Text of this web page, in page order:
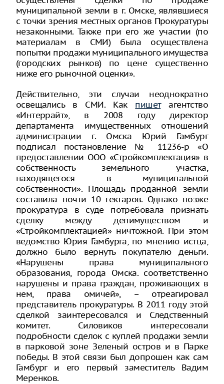
муниципальной земли в г. Омске, являвшиеся
с точки зрения местных органов Прокуратуры
незаконными. Также при его же участии (по
материалам в СМИ) была осуществлена
попытки продажи муниципального имущества
(городских рынков) по цене существенно
ниже его рыночной оценки».
Действительно, эти случаи неоднократно
освещались в СМИ. Как пишетагентство
«Интеррайт», в 2008 году директор
департамента имущественных отношений
администрации г. Омска Юрий Гамбург
подписал постановление № 11236-р «О
предоставлении ООО «Стройкомплектация» в
собственность земельного участка,
находящегося в муниципальной
собственности». Площадь проданной земли
составила почти 10 гектаров. Однако позже
прокуратура в суде потребовала признать
сделку между депимуществом и
«Стройкомплектацией» ничтожной. При этом
ведомство Юрия Гамбурга, по мнению истца,
должно было вернуть покупателю деньги.
«Нарушены права муниципального
образования, города Омска. соответственно
нарушены и права граждан, проживающих в
нем, права омичей», – отреагировал
представитель прокуратуры. В 2011 году этой
сделкой заинтересовался и Следственный
комитет. Силовиков интересовали
подробности сделок с куплей продажи земли
в парковой зоне Зеленый остров и в Парке
победы. В этой связи был допрошен как сам
Гамбург и его первый заместитель Вадим
Меренков.